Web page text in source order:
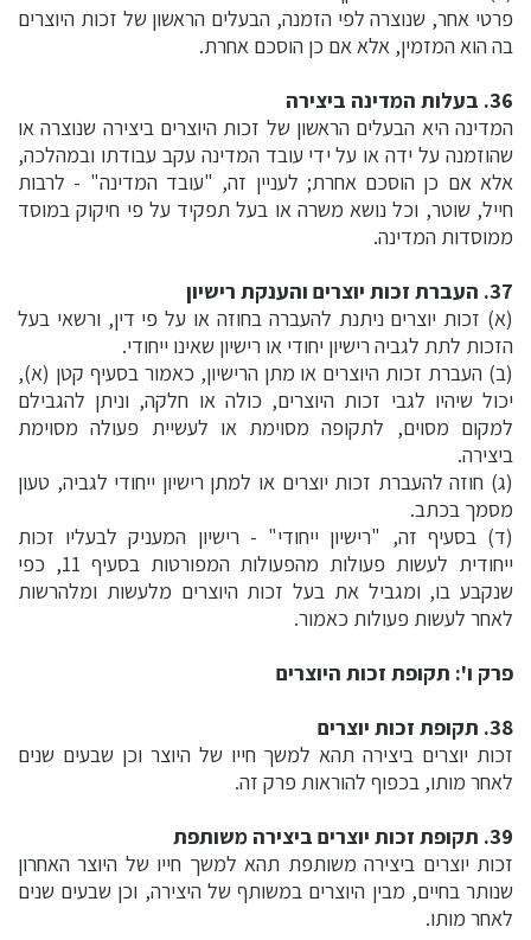
פרטי אחר, שנוצרה לפי הזמנה, הבעלים הראשון של זכות היוצרים
בה הוא המזמין, אלא אם כן הוסכם אחרת.
36. בעלות המדינה ביצירה
המדינה היא הבעלים הראשון של זכות היוצרים ביצירה שנוצרה או
שהוזמנה על ידה או על ידי עובד המדינה עקב עבודתו ובמהלכה,
אלא אם כן הוסכם אחרת; לעניין זה, "עובד המדינה" - לרבות
חייל, שוטר, וכל נושא משרה או בעל תפקיד על פי חיקוק במוסד
ממוסדות המדינה.
37. העברת זכות יוצרים והענקת רישיון
(א) זכות יוצרים ניתנת להעברה בחוזה או על פי דין, ורשאי בעל
הזכות לתת לגביה רישיון יחודי או רישיון שאינו ייחודי.
(ב) העברת זכות היוצרים או מתן הרישיון, כאמור בסעיף קטן (א),
יכול שיהיו לגבי זכות היוצרים, כולה או חלקה, וניתן להגבילם
למקום מסוים, לתקופה מסוימת או לעשיית פעולה מסוימת
ביצירה.
(ג) חוזה להעברת זכות יוצרים או למתן רישיון ייחודי לגביה, טעון
מסמך בכתב.
(ד) בסעיף זה, "רישיון ייחודי" - רישיון המעניק לבעליו זכות
ייחודית לעשות פעולות מהפעולות המפורטות בסעיף 11, כפי
שנקבע בו, ומגביל את בעל זכות היוצרים מלעשות ומלהרשות
לאחר לעשות פעולות כאמור.
פרק ו': תקופת זכות היוצרים
38. תקופת זכות יוצרים
זכות יוצרים ביצירה תהא למשך חייו של היוצר וכן שבעים שנים
לאחר מותו, בכפוף להוראות פרק זה.
39. תקופת זכות יוצרים ביצירה משותפת
זכות יוצרים ביצירה משותפת תהא למשך חייו של היוצר האחרון
שנותר בחיים, מבין היוצרים במשותף של היצירה, וכן שבעים שנים
לאחר מותו.